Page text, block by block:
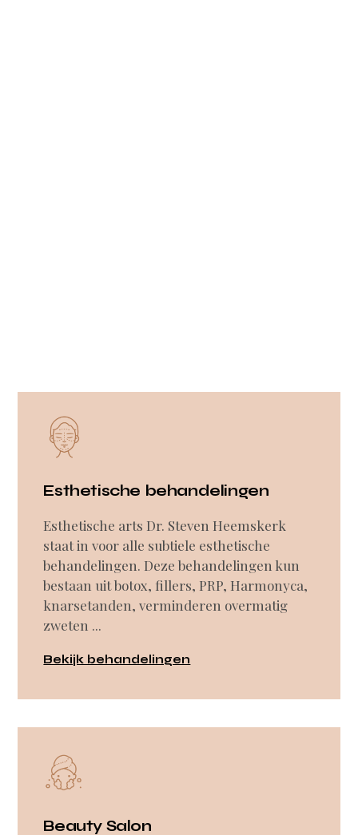
Esthetische behandelingen
Esthetische arts Dr. Steven Heemskerk
staat in voor alle subtiele esthetische
behandelingen. Deze behandelingen kun
bestaan uit botox, fillers, PRP, Harmonyca,
knarsetanden, verminderen overmatig
zweten ...
Bekijk behandelingen
Beauty Salon